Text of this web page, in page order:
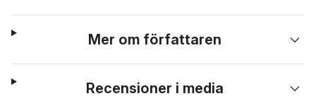
Mer om författaren
Recensioner i media